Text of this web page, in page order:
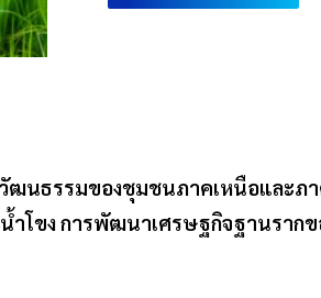
นธรรมของชุมชนภาคเหนือและภา
ำโขง การพัฒนาเศรษฐกิจฐานราก